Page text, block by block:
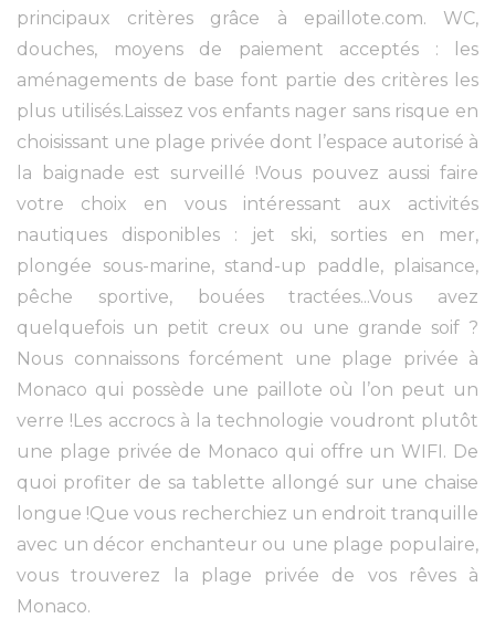
principaux critères grâce à epaillote.com. WC,
douches, moyens de paiement acceptés : les
aménagements de base font partie des critères les
plus utilisés.Laissez vos enfants nager sans risque en
choisissant une plage privée dont l’espace autorisé à
la baignade est surveillé !Vous pouvez aussi faire
votre choix en vous intéressant aux activités
nautiques disponibles : jet ski, sorties en mer,
plongée sous-marine, stand-up paddle, plaisance,
pêche sportive, bouées tractées...Vous avez
quelquefois un petit creux ou une grande soif ?
Nous connaissons forcément une plage privée à
Monaco qui possède une paillote où l’on peut un
verre !Les accrocs à la technologie voudront plutôt
une plage privée de Monaco qui offre un WIFI. De
quoi profiter de sa tablette allongé sur une chaise
longue !Que vous recherchiez un endroit tranquille
avec un décor enchanteur ou une plage populaire,
vous trouverez la plage privée de vos rêves à
Monaco.